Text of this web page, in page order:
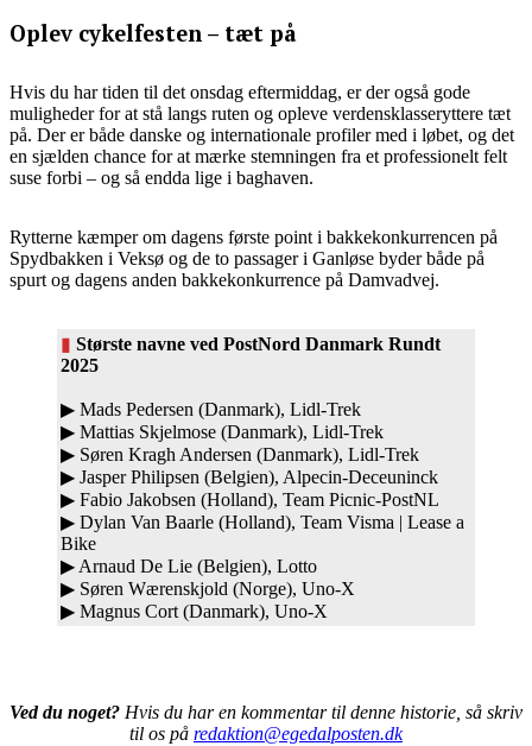
Oplev cykelfesten – tæt på
Hvis du har tiden til det onsdag eftermiddag, er der også gode
muligheder for at stå langs ruten og opleve verdensklasseryttere tæt
på. Der er både danske og internationale profiler med i løbet, og det
en sjælden chance for at mærke stemningen fra et professionelt felt
suse forbi – og så endda lige i baghaven.
Rytterne kæmper om dagens første point i bakkekonkurrencen på
Spydbakken i Veksø og de to passager i Ganløse byder både på
spurt og dagens anden bakkekonkurrence på Damvadvej.
▮ Største navne ved PostNord Danmark Rundt
2025
▶ Mads Pedersen (Danmark), Lidl-Trek
▶ Mattias Skjelmose (Danmark), Lidl-Trek
▶ Søren Kragh Andersen (Danmark), Lidl-Trek
▶ Jasper Philipsen (Belgien), Alpecin-Deceuninck
▶ Fabio Jakobsen (Holland), Team Picnic-PostNL
▶ Dylan Van Baarle (Holland), Team Visma | Lease a
Bike
▶ Arnaud De Lie (Belgien), Lotto
▶ Søren Wærenskjold (Norge), Uno-X
▶ Magnus Cort (Danmark), Uno-X
Ved du noget? Hvis du har en kommentar til denne historie, så skriv
til os på redaktion@egedalposten.dk